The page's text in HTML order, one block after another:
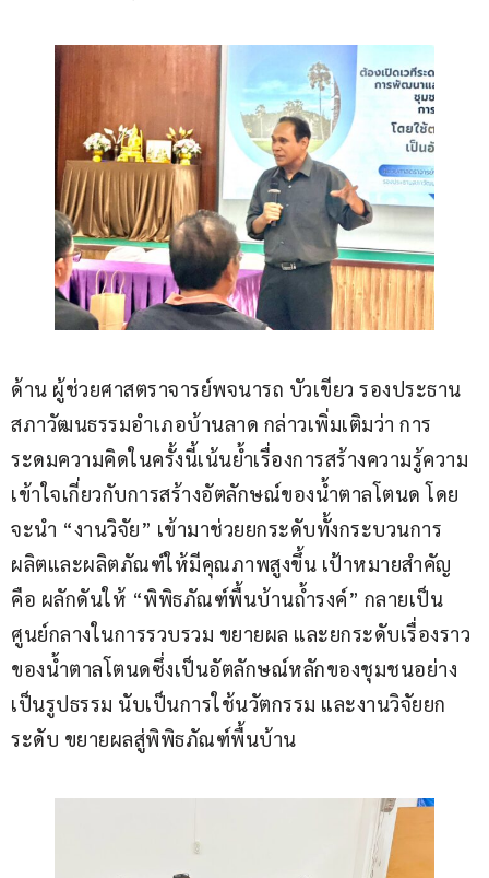
ด้าน ผู้ช่วยศาสตราจารย์พจนารถ บัวเขียว รองประธาน
สภาวัฒนธรรมอำเภอบ้านลาด กล่าวเพิ่มเติมว่า การ
ระดมความคิดในครั้งนี้เน้นย้ำเรื่องการสร้างความรู้ความ
เข้าใจเกี่ยวกับการสร้างอัตลักษณ์ของน้ำตาลโตนด โดย
จะนำ “งานวิจัย” เข้ามาช่วยยกระดับทั้งกระบวนการ
ผลิตและผลิตภัณฑ์ให้มีคุณภาพสูงขึ้น เป้าหมายสำคัญ
คือ ผลักดันให้ “พิพิธภัณฑ์พื้นบ้านถ้ำรงค์” กลายเป็น
ศูนย์กลางในการรวบรวม ขยายผล และยกระดับเรื่องราว
ของน้ำตาลโตนดซึ่งเป็นอัตลักษณ์หลักของชุมชนอย่าง
เป็นรูปธรรม นับเป็นการใช้นวัตกรรม และงานวิจัยยก
ระดับ ขยายผลสู่พิพิธภัณฑ์พื้นบ้าน